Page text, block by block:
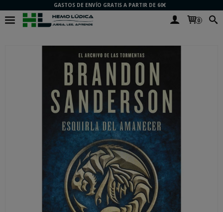
GASTOS DE ENVÍO GRATIS A PARTIR DE 60€
0